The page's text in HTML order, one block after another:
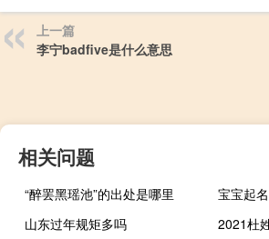
上一篇
李宁badfive是什么意思
相关问题
“醉罢黑瑶池”的出处是哪里
宝宝起
山东过年规矩多吗
2021杜